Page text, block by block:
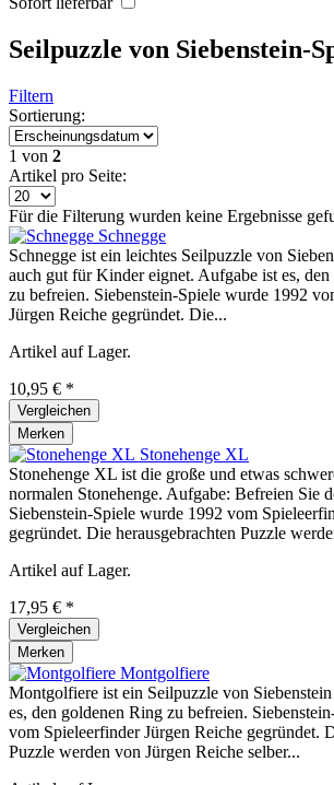
Seilpuzzle von Siebenstein-
Filtern
Sortierung:
1 von 2
Artikel pro Seite:
Für die Filterung wurden keine Ergebnisse
Schnegge
Schnegge ist ein leichtes Seilpuzzle von
auch gut für Kinder eignet. Aufgabe ist es,
zu befreien. Siebenstein-Spiele wurde 1992
Jürgen Reiche gegründet. Die...
Artikel auf Lager.
10,95 € *
Vergleichen
Merken
Stonehenge XL
Stonehenge XL ist die große und etwas
normalen Stonehenge. Aufgabe: Befreien Sie
Siebenstein-Spiele wurde 1992 vom
gegründet. Die herausgebrachten Puzzle
Artikel auf Lager.
17,95 € *
Vergleichen
Merken
Montgolfiere
Montgolfiere ist ein Seilpuzzle von
es, den goldenen Ring zu befreien.
vom Spieleerfinder Jürgen Reiche gegründet.
Puzzle werden von Jürgen Reiche selber...